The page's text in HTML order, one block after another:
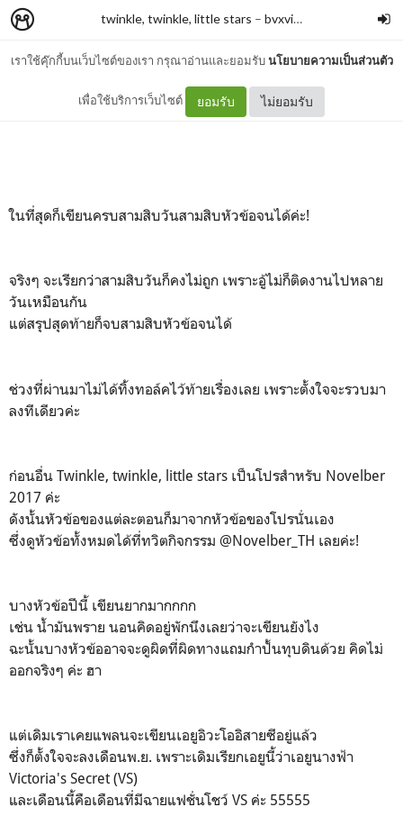
เราใช้คุ๊กกี้บนเว็บไซต์ของเรา กรุณาอ่านและยอมรับนโยบายความเป็นส่วนตัว
เพื่อใช้บริการเว็บไซต์ ยอมรับ ไม่ยอมรับ
twinkle, twinkle, little stars – bvxvinn
Postscript
ในที่สุดก็เขียนครบสามสิบวันสามสิบหัวข้อจนได้ค่ะ!
จริงๆ จะเรียกว่าสามสิบวันก็คงไม่ถูก เพราะอู้ไม่ก็ติดงานไปหลาย
วันเหมือนกัน
แต่สรุปสุดท้ายก็จบสามสิบหัวข้อจนได้
ช่วงที่ผ่านมาไม่ได้ทิ้งทอล์คไว้ท้ายเรื่องเลย เพราะตั้งใจจะรวบมา
ลงทีเดียวค่ะ
ก่อนอื่น Twinkle, twinkle, little stars เป็นโปรสำหรับ Novelber
2017 ค่ะ
ดังนั้นหัวข้อของแต่ละตอนก็มาจากหัวข้อของโปรนั่นเอง
ซึ่งดูหัวข้อทั้งหมดได้ที่ทวิตกิจกรรม @Novelber_TH เลยค่ะ!
บางหัวข้อปีนี้ เขียนยากมากกกก
เช่น น้ำมันพราย นอนคิดอยู่พักนึงเลยว่าจะเขียนยังไง
ฉะนั้นบางหัวข้ออาจจะดูผิดที่ผิดทางแถมกำปั้นทุบดินด้วย คิดไม่
ออกจริงๆ ค่ะ ฮา
แต่เดิมเราเคยแพลนจะเขียนเอยูอิวะโออิสายซีอยู่แล้ว
ซึ่งก็ตั้งใจจะลงเดือนพ.ย. เพราะเดิมเรียกเอยูนี้ว่าเอยูนางฟ้า
Victoria's Secret (VS)
และเดือนนี้คือเดือนที่มีฉายแฟชั่นโชว์ VS ค่ะ 55555